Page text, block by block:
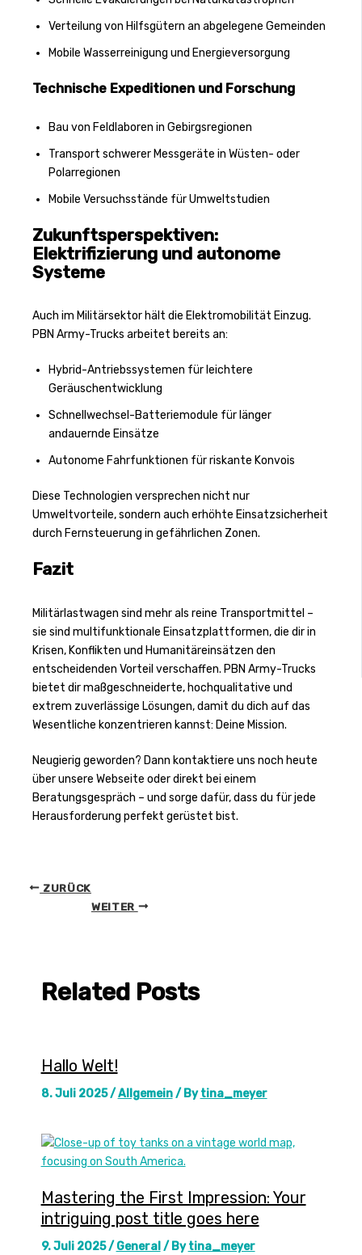
Verteilung von Hilfsgütern an abgelegene Gemeinden
Mobile Wasserreinigung und Energieversorgung
Technische Expeditionen und Forschung
Bau von Feldlaboren in Gebirgsregionen
Transport schwerer Messgeräte in Wüsten- oder
Polarregionen
Mobile Versuchsstände für Umweltstudien
Zukunftsperspektiven:
Elektrifizierung und autonome
Systeme
Auch im Militärsektor hält die Elektromobilität Einzug.
PBN Army-Trucks arbeitet bereits an:
Hybrid-Antriebssystemen für leichtere
Geräuschentwicklung
Schnellwechsel-Batteriemodule für länger
andauernde Einsätze
Autonome Fahrfunktionen für riskante Konvois
Diese Technologien versprechen nicht nur
Umweltvorteile, sondern auch erhöhte Einsatzsicherheit
durch Fernsteuerung in gefährlichen Zonen.
Fazit
Militärlastwagen sind mehr als reine Transportmittel –
sie sind multifunktionale Einsatzplattformen, die dir in
Krisen, Konflikten und Humanitäreinsätzen den
entscheidenden Vorteil verschaffen. PBN Army-Trucks
bietet dir maßgeschneiderte, hochqualitative und
extrem zuverlässige Lösungen, damit du dich auf das
Wesentliche konzentrieren kannst: Deine Mission.
Neugierig geworden? Dann kontaktiere uns noch heute
über unsere Webseite oder direkt bei einem
Beratungsgespräch – und sorge dafür, dass du für jede
Herausforderung perfekt gerüstet bist.
ZURÜCK
WEITER
Related Posts
Hallo Welt!
8. Juli 2025/Allgemein/ Bytina_meyer
Mastering the First Impression: Your
intriguing post title goes here
9. Juli 2025/ General/ Bytina_meyer